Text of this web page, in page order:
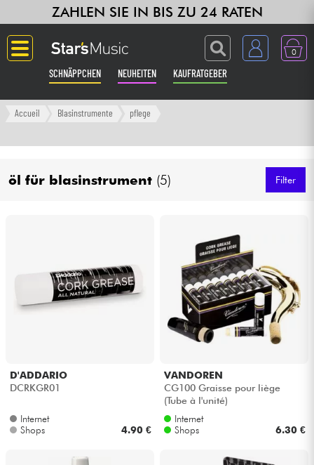
ZAHLEN SIE IN BIS ZU 24 RATEN
0
SCHNÄPPCHEN NEUHEITEN KAUFRATGEBER
Langue
Verstärker & Effekte
Studio
Accueil Blasinstrumente pflege
öl für blasinstrument (5) Filter
D'ADDARIO
DCRKGR01
Internet
Shops
4.90 €
VANDOREN
CG100 Graisse pour liège
(Tube à l'unité)
Internet
Shops
6.30 €